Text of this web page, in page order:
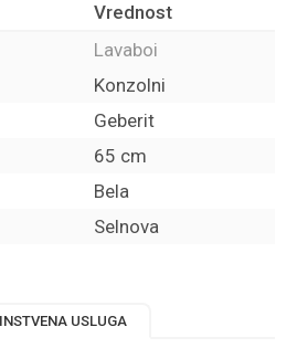
Vrednost
Lavaboi
Konzolni
Geberit
65 cm
Bela
Selnova
USLUGA